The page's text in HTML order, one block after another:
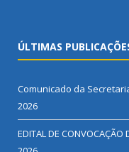
ÚLTIMAS
Comunicado da
2026
EDITAL DE CONVOCAÇÃO